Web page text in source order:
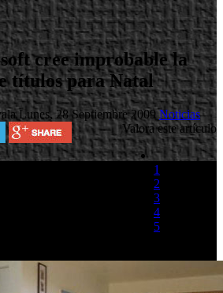
cree improbable la
títulos para Natal
Lunes, 28 Septiembre 2009Noticias
Valora este artículo
1
2
3
4
5
de Microsoft en